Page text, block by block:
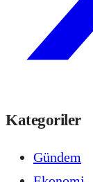
Kategoriler
Gündem